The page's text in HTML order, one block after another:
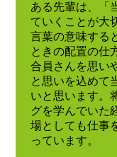
ある先輩は、「
ていくことが大
言葉の意味する
ときの配置の仕
合員さんを思い
と思いを込めて
いと思います。
グを学んでいた
場としても仕事
っています。